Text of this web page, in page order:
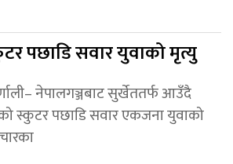
पछाडि सवार युवाको मृत्यु
नेपालगञ्जबाट सुर्खेततर्फ आउँदै
स्कुटर पछाडि सवार एकजना युवाको